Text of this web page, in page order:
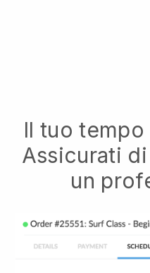
Il tuo
Assicurati
un